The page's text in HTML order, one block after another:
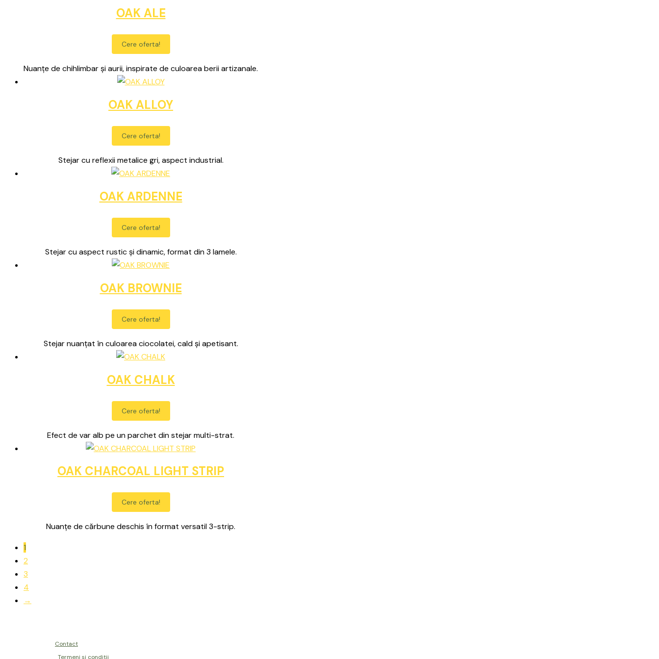
OAK ALE
Cere oferta!
Nuanțe de chihlimbar și aurii, inspirate de culoarea berii artizanale.
OAK ALLOY
Cere oferta!
Stejar cu reflexii metalice gri, aspect industrial.
OAK ARDENNE
Cere oferta!
Stejar cu aspect rustic și dinamic, format din 3 lamele.
OAK BROWNIE
Cere oferta!
Stejar nuanțat în culoarea ciocolatei, cald și apetisant.
OAK CHALK
Cere oferta!
Efect de var alb pe un parchet din stejar multi-strat.
OAK CHARCOAL LIGHT STRIP
Cere oferta!
Nuanțe de cărbune deschis în format versatil 3-strip.
1
2
3
4
→
Contact
Termeni si conditii